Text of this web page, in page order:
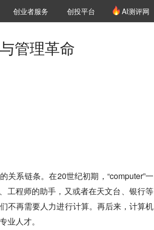
创投氪堂
创业者服务 创投平台 AI测评网
管理革命
系链条。在20世纪初期，“computer”一
工程师的助手，又或者在天文台、银行等
不再需要人力进行计算。再后来，计算机
业人才。